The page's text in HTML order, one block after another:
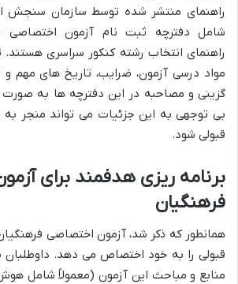
راهنمای منتشر شده توسط سازمان سنجش
شامل دفترچه ثبت نام آزمون اختصاصی
راهنمای انتخاب رشته کنکور سراسری هستند.
مواد درسی آزمون، ضرایب، تاریخ های مهم
گزینی و مصاحبه در این دفترچه ها به
بی توجهی به این جزئیات می تواند منجر
قبولی شود.
برنامه ریزی هدفمند برای
فرهنگیان
قبولی را به خود اختصاص می دهد.
منابع و مباحث این آزمون (معمولاً شامل